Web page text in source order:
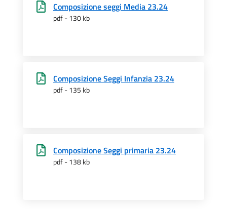
Composizione seggi Media 23.24
pdf - 130 kb
Composizione Seggi Infanzia 23.24
pdf - 135 kb
Composizione Seggi primaria 23.24
pdf - 138 kb